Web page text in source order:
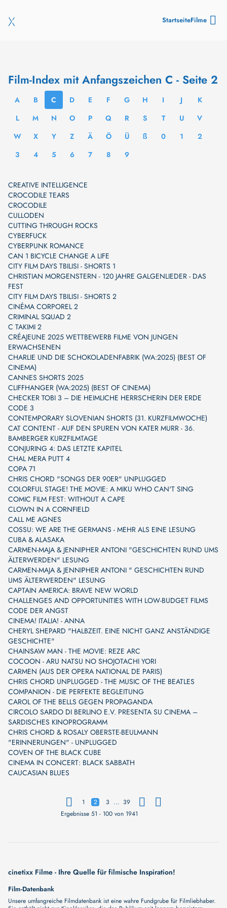
StartseiteFilme
Film-Index mit Anfangszeichen C - Seite 2
A B C D E F G H I J
K
L
M N O P Q R S T U
V
W
X Y Z Ä Ö Ü ß 0 1
2
3
4 5 6 7 8 9
CREATIVE INTELLIGENCE
CROCODILE TEARS
CROCODILE
CULLODEN
CUTTING THROUGH ROCKS
CYBERFUCK
CYBERPUNK ROMANCE
CAN 1 BICYCLE CHANGE A LIFE
CITY FILM DAYS TBILISI - SHORTS 1
CHRISTIAN MORGENSTERN - 120 JAHRE GALGENLIEDER - DAS
FEST
CITY FILM DAYS TBILISI - SHORTS 2
CINÉMA CORPOREL 2
CRIMINAL SQUAD 2
C TAKIMI 2
CRÉAJEUNE 2025 WETTBEWERB FILME VON JUNGEN
ERWACHSENEN
CHARLIE UND DIE SCHOKOLADENFABRIK (WA:2025) (BEST OF
CINEMA)
CANNES SHORTS 2025
CLIFFHANGER (WA:2025) (BEST OF CINEMA)
CHECKER TOBI 3 – DIE HEIMLICHE HERRSCHERIN DER ERDE
CODE 3
CONTEMPORARY SLOVENIAN SHORTS (31. KURZFILMWOCHE)
CAT CONTENT - AUF DEN SPUREN VON KATER MURR - 36.
BAMBERGER KURZFILMTAGE
CONJURING 4: DAS LETZTE KAPITEL
CHAL MERA PUTT 4
COPA 71
CHRIS CHORD "SONGS DER 90ER" UNPLUGGED
COLORFUL STAGE! THE MOVIE: A MIKU WHO CAN'T SING
COMIC FILM FEST: WITHOUT A CAPE
CLOWN IN A CORNFIELD
CALL ME AGNES
COSSU: WE ARE THE GERMANS - MEHR ALS EINE LESUNG
CUBA & ALASAKA
CARMEN-MAJA & JENNIPHER ANTONI "GESCHICHTEN RUND UMS
ÄLTERWERDEN" LESUNG
CARMEN-MAJA & JENNIPHER ANTONI " GESCHICHTEN RUND
UMS ÄLTERWERDEN" LESUNG
CAPTAIN AMERICA: BRAVE NEW WORLD
CHALLENGES AND OPPORTUNITIES WITH LOW-BUDGET FILMS
CODE DER ANGST
CINEMA! ITALIA! - ANNA
CHERYL SHEPARD "HALBZEIT. EINE NICHT GANZ ANSTÄNDIGE
GESCHICHTE"
CHAINSAW MAN - THE MOVIE: REZE ARC
COCOON - ARU NATSU NO SHOJOTACHI YORI
CARMEN (AUS DER OPERA NATIONAL DE PARIS)
CHRIS CHORD UNPLUGGED - THE MUSIC OF THE BEATLES
COMPANION - DIE PERFEKTE BEGLEITUNG
CAROL OF THE BELLS GEGEN PROPAGANDA
CIRCOLO SARDO DI BERLINO E.V. PRESENTA SU CINEMA –
SARDISCHES KINOPROGRAMM
CHRIS CHORD & ROSALY OBERSTE-BEULMANN
"ERINNERUNGEN" - UNPLUGGED
COVEN OF THE BLACK CUBE
CINEMA IN CONCERT: BLACK SABBATH
CAUCASIAN BLUES
Ergebnisse 51 - 100 von 1941
1 2 3 ... 39
cinetixx Filme - Ihre Quelle für filmische Inspiration!
Film-Datenbank
Unsere umfangreiche Filmdatenbank ist eine wahre Fundgrube für Filmliebhaber.